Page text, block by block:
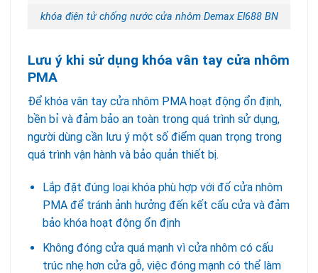
khóa điện tử chống nước cửa nhôm Demax El688 BN
Lưu ý khi sử dụng khóa vân tay cửa nhôm
PMA
Để khóa vân tay cửa nhôm PMA hoạt động ổn định,
bền bỉ và đảm bảo an toàn trong quá trình sử dụng,
người dùng cần lưu ý một số điểm quan trọng trong
quá trình vận hành và bảo quản thiết bị.
Lắp đặt đúng loại khóa phù hợp với đố cửa nhôm
PMA để tránh ảnh hưởng đến kết cấu cửa và đảm
bảo khóa hoạt động ổn định
Không đóng cửa quá mạnh vì cửa nhôm có cấu
trúc nhẹ hơn cửa gỗ, việc đóng mạnh có thể làm